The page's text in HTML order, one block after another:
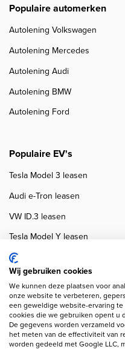
Populaire automerken
Autolening Volkswagen
Autolening Mercedes
Autolening Audi
Autolening BMW
Autolening Ford
Populaire EV's
Tesla Model 3 leasen
Audi e-Tron leasen
VW ID.3 leasen
Tesla Model Y leasen
VW ID.4 leasen
Copyright
Wij gebruiken cookies
We kunnen deze plaatsen voor
onze website te verbeteren,
een geweldige website-ervaring
cookies die we gebruiken opent u
De gegevens worden verzameld
het meten van de effectiviteit van
worden gedeeld met Google LLC,